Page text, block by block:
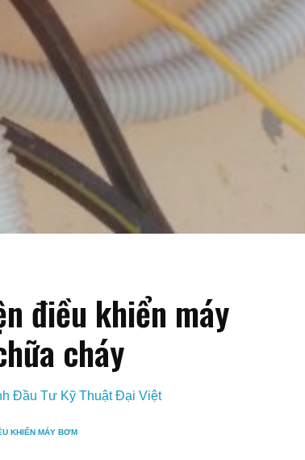
điều khiển máy
cháy
Đầu Tư Kỹ Thuật Đại Việt
KHIỂN MÁY BƠM